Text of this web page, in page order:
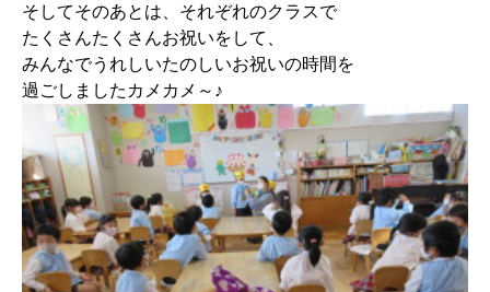
そしてそのあとは、それぞれのクラスで
たくさんたくさんお祝いをして、
みんなでうれしいたのしいお祝いの時間を
過ごしましたカメカメ～♪